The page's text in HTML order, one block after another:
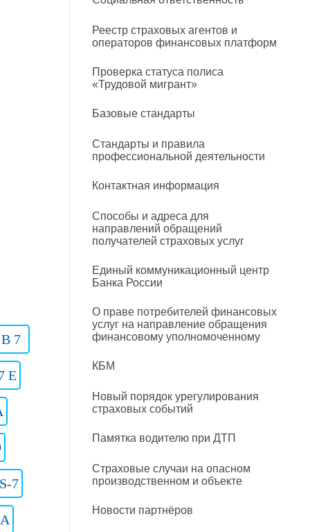
7
E
7
Реестр страховых агентов и
операторов финансовых платформ
Проверка статуса полиса
«Трудовой мигрант»
Базовые стандарты
Стандарты и правила
профессиональной деятельности
Контактная информация
Способы и адреса для
направлений обращений
получателей страховых услуг
Единый коммуникационный центр
Банка России
О праве потребителей финансовых
услуг на направление обращения
финансовому уполномоченному
КБМ
Новый порядок урегулирования
страховых событий
Памятка водителю при ДТП
Страховые случаи на опасном
производственном и объекте
Новости партнёров